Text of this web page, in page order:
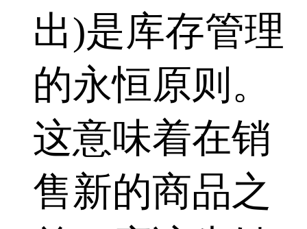
出)是库存管理
的永恒原则。
这意味着在销
售新的商品之